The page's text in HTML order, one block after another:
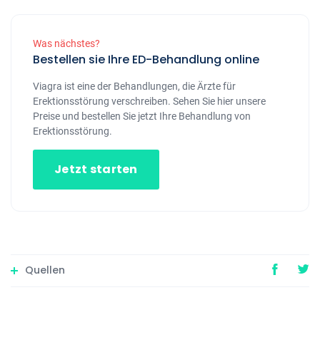
Was nächstes?
Bestellen sie Ihre ED-Behandlung online
Viagra ist eine der Behandlungen, die Ärzte für
Erektionsstörung verschreiben. Sehen Sie hier unsere
Preise und bestellen Sie jetzt Ihre Behandlung von
Erektionsstörung.
Jetzt starten
Quellen